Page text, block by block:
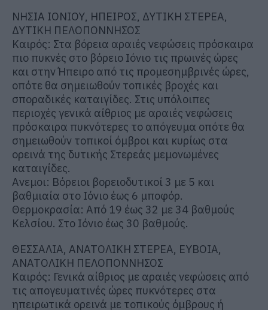
ΝΗΣΙΑ ΙΟΝΙΟΥ, ΗΠΕΙΡΟΣ, ΔΥΤΙΚΗ ΣΤΕΡΕΑ,
ΔΥΤΙΚΗ ΠΕΛΟΠΟΝΝΗΣΟΣ
Καιρός: Στα βόρεια αραιές νεφώσεις πρόσκαιρα
πιο πυκνές στο βόρειο Ιόνιο τις πρωινές ώρες
και στην Ήπειρο από τις προμεσημβρινές ώρες,
οπότε θα σημειωθούν τοπικές βροχές και
σποραδικές καταιγίδες. Στις υπόλοιπες
περιοχές γενικά αίθριος με αραιές νεφώσεις
πρόσκαιρα πυκνότερες το απόγευμα οπότε θα
σημειωθούν τοπικοί όμβροι και κυρίως στα
ορεινά της δυτικής Στερεάς μεμονωμένες
καταιγίδες.
Ανεμοι: Βόρειοι βορειοδυτικοί 3 με 5 και
βαθμιαία στο Ιόνιο έως 6 μποφόρ.
Θερμοκρασία: Από 19 έως 32 με 34 βαθμούς
Κελσίου. Στο Ιόνιο έως 30 βαθμούς.
ΘΕΣΣΑΛΙΑ, ΑΝΑΤΟΛΙΚΗ ΣΤΕΡΕΑ, ΕΥΒΟΙΑ,
ΑΝΑΤΟΛΙΚΗ ΠΕΛΟΠΟΝΝΗΣΟΣ
Καιρός: Γενικά αίθριος με αραιές νεφώσεις από
τις απογευματινές ώρες πυκνότερες στα
ηπειρωτικά ορεινά με τοπικούς όμβρους ή